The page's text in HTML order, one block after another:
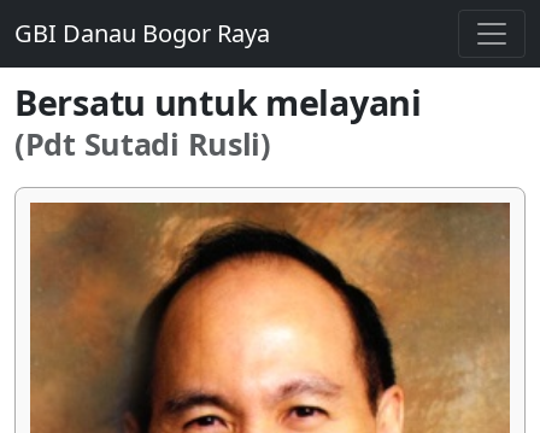
GBI Danau Bogor Raya
Bersatu untuk melayani
(Pdt Sutadi Rusli)